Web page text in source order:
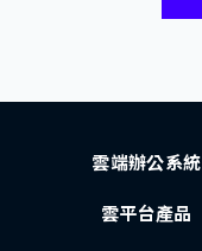
雲端辦公系統
雲平台產品